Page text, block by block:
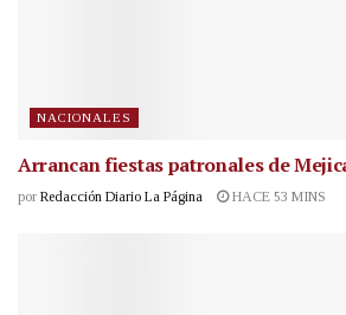
NACIONALES
Arrancan fiestas patronales de
por Redacción Diario La Página HACE 53 MINS